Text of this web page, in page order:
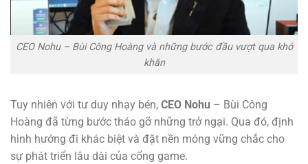
CEO Nohu – Bùi Công Hoàng và những bước đầu vượt qua khó
khăn
Tuy nhiên với tư duy nhạy bén, CEO Nohu – Bùi Công
Hoàng đã từng bước tháo gỡ những trở ngại. Qua đó, định
hình hướng đi khác biệt và đặt nền móng vững chắc cho
sự phát triển lâu dài của cổng game.